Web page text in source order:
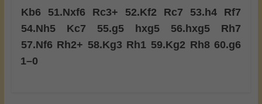
Kb6
51.Nxf6 Rc3+ 52.Kf2 Rc7 53. h4
Rf7
54.Nh5 Kc7 55.g5 hxg5 56. hxg5
Rh7
57.Nf6 Rh2+ 58.Kg3 Rh1 59.Kg2 Rh8 60.g6
1–0